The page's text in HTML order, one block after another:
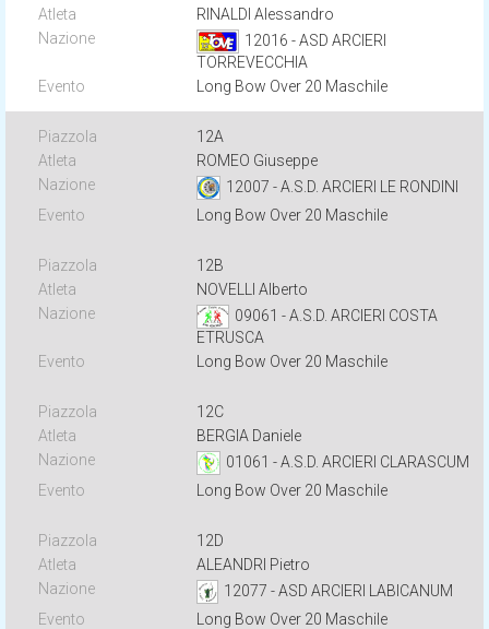
RINALDI Alessandro
12016 - ASD ARCIERI
TORREVECCHIA
Long Bow Over 20 Maschile
12A
ROMEO Giuseppe
12007 - A.S.D. ARCIERI LE RONDINI
Long Bow Over 20 Maschile
12B
NOVELLI Alberto
09061 - A.S.D. ARCIERI COSTA
ETRUSCA
Long Bow Over 20 Maschile
12C
BERGIA Daniele
01061 - A.S.D. ARCIERI CLARASCUM
Long Bow Over 20 Maschile
12D
ALEANDRI Pietro
12077 - ASD ARCIERI LABICANUM
Long Bow Over 20 Maschile